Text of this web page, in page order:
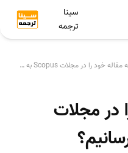
سینا
ترجمه
چگونه مقاله خود را در مجلات Scopus به چاپ برسانیم؟
در مجلات